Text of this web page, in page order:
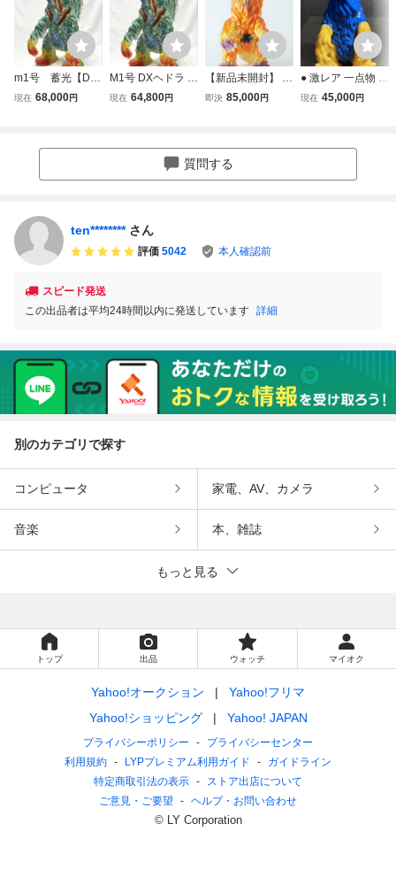
m1号 蓄光【DX
ヘドラ】ニューカ
現在 68,000円
M1号 DXヘドラ ニ
ューカラー 袋なし
ィバル ワンフェス
wf hxs izumonster
現在 64,800円
【新品未開封】 M
1号 デラックス ヘ
ドラDX ブルマッ
ク ハロウィン マ
即決 85,000円
● 激レア 一点物 サ
ンプル試作品 One
現在 45,000円
質問する
ten******** さん
評価 5042 本人確認前
スピード発送
この出品者は平均24時間以内に発送しています 詳細
別のカテゴリで探す
コンピュータ 家電、AV、カメラ
音楽 本、雑誌
もっと見る
トップ 出品 ウォッチ マイオク
Yahoo!オークション
Yahoo!フリマ
Yahoo!ショッピング
Yahoo! JAPAN
プライバシーポリシー
プライバシーセンター
利用規約
LYPプレミアム利用ガイド
ガイドライン
特定商取引法の表示
ストア出店について
ご意見・ご要望
ヘルプ・お問い合わせ
© LY Corporation